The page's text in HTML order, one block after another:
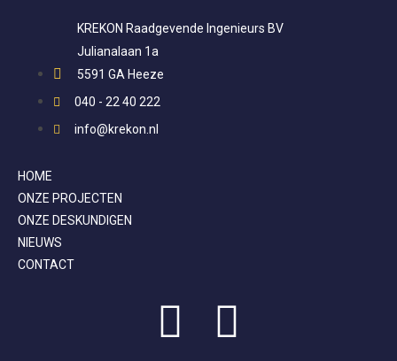
KREKON Raadgevende Ingenieurs BV
Julianalaan 1a
5591 GA Heeze
040 - 22 40 222
info@krekon.nl
HOME
ONZE PROJECTEN
ONZE DESKUNDIGEN
NIEUWS
CONTACT